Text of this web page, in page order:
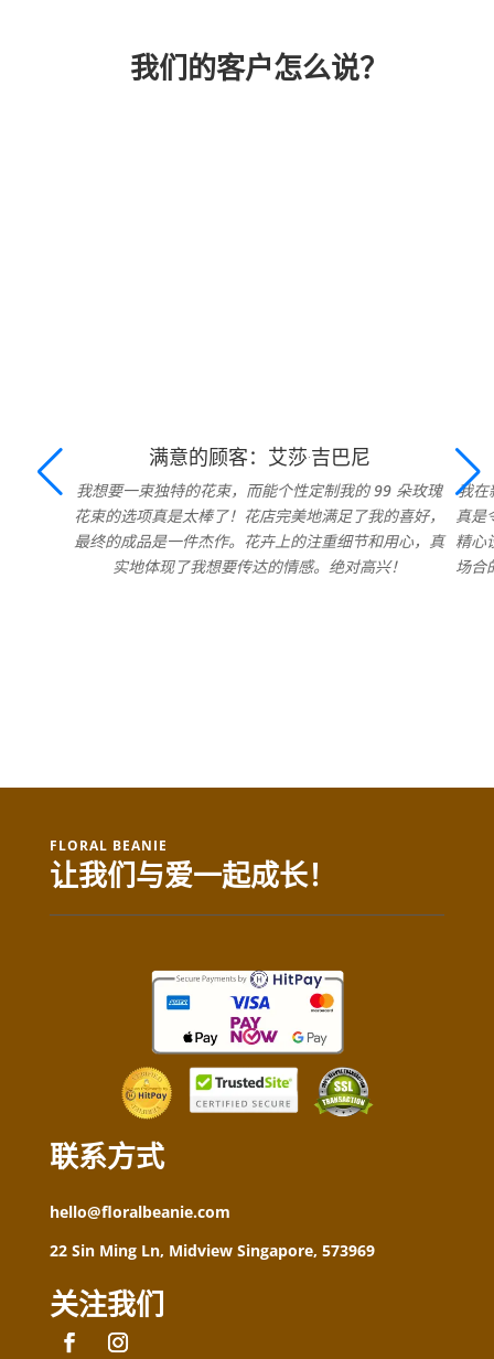
我们的客户怎么说？
满意的顾客：艾莎·吉巴尼
我想要一束独特的花束，而能个性定制我的 99 朵玫瑰
花束的选项真是太棒了！花店完美地满足了我的喜好，
最终的成品是一件杰作。花卉上的注重细节和用心，真
实地体现了我想要传达的情感。绝对高兴！
我在
真是
精心
场合
FLORAL BEANIE
让我们与爱一起成长！
联系方式
hello@floralbeanie.com
22 Sin Ming Ln, Midview Singapore, 573969
关注我们